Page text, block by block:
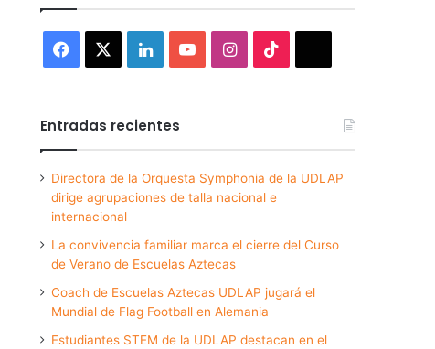
Facebook LinkedInYouTubeInstagram
Entradas recientes
Directora de la Orquesta Symphonia de la UDLAP
dirige agrupaciones de talla nacional e
internacional
La convivencia familiar marca el cierre del Curso
de Verano de Escuelas Aztecas
Coach de Escuelas Aztecas UDLAP jugará el
Mundial de Flag Football en Alemania
Estudiantes STEM de la UDLAP destacan en el